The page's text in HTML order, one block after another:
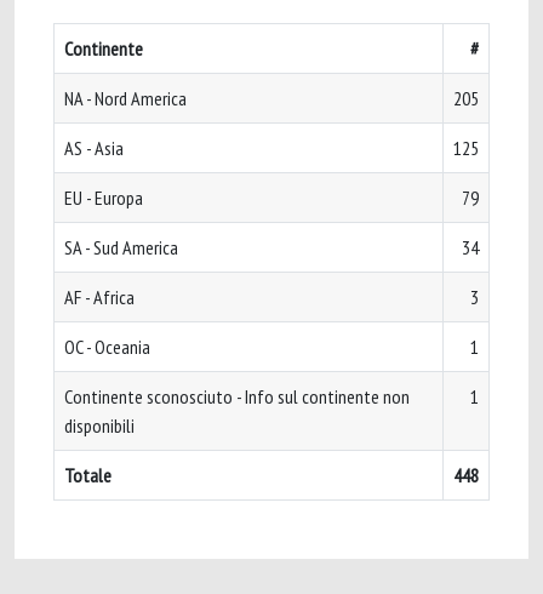
Continente #
NA - Nord America 205
AS - Asia 125
EU - Europa 79
SA - Sud America 34
AF - Africa 3
OC - Oceania 1
Continente sconosciuto - Info sul continente non
disponibili
1
Totale 448